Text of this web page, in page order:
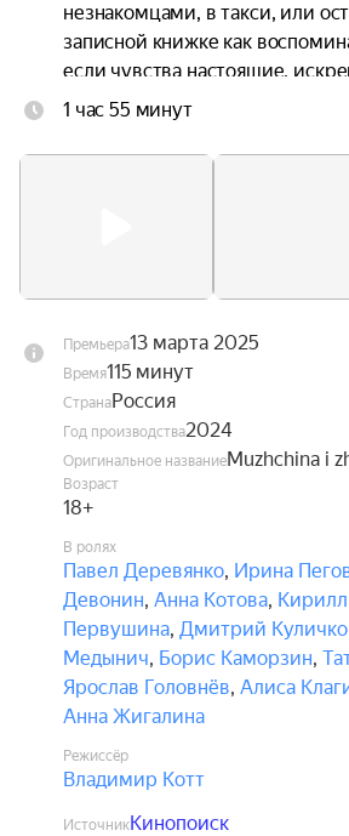
незнакомцами, в такси, или
записной книжке как
если чувства настоящие,
навсегда. Моменты странных
знакомое.
1 час 55 минут
Премьера13 марта 2025
Время115 минут
СтранаРоссия
Год производства2024
Оригинальное названиеMuzhchina i
Возраст
18+
В ролях
Павел Деревянко, Ирина
Девонин, Анна Котова,
Первушина, Дмитрий
Медынич, Борис Каморзин,
Ярослав Головнёв, Алиса
Анна Жигалина
Режиссёр
Владимир Котт
ИсточникКинопоиск